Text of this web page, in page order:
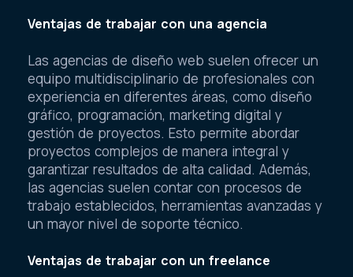
Ventajas de trabajar con una agencia
Las agencias de diseño web suelen ofrecer un
equipo multidisciplinario de profesionales con
experiencia en diferentes áreas, como diseño
gráfico, programación, marketing digital y
gestión de proyectos. Esto permite abordar
proyectos complejos de manera integral y
garantizar resultados de alta calidad. Además,
las agencias suelen contar con procesos de
trabajo establecidos, herramientas avanzadas y
un mayor nivel de soporte técnico.
Ventajas de trabajar con un freelance